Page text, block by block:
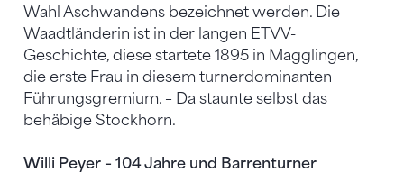
Wahl Aschwandens bezeichnet werden. Die
Waadtländerin ist in der langen ETVV-
Geschichte, diese startete 1895 in Magglingen,
die erste Frau in diesem turnerdominanten
Führungsgremium. – Da staunte selbst das
behäbige Stockhorn.
Willi Peyer – 104 Jahre und Barrenturner